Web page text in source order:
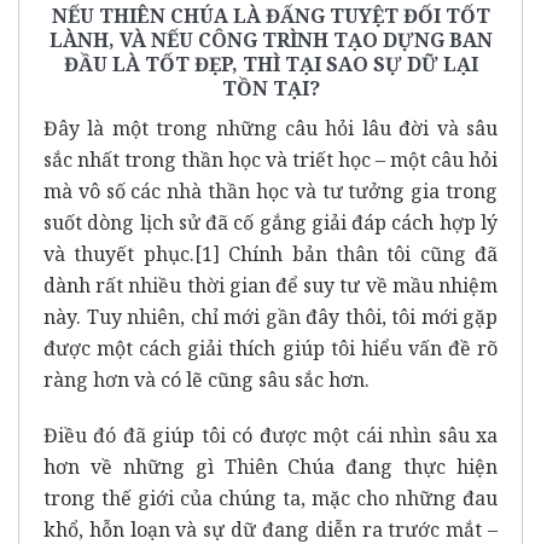
NẾU THIÊN CHÚA LÀ ĐẤNG TUYỆT ĐỐI TỐT
LÀNH, VÀ NẾU CÔNG TRÌNH TẠO DỰNG BAN
ĐẦU LÀ TỐT ĐẸP, THÌ TẠI SAO SỰ DỮ LẠI
TỒN TẠI?
Đây là một trong những câu hỏi lâu đời và sâu
sắc nhất trong thần học và triết học – một câu hỏi
mà vô số các nhà thần học và tư tưởng gia trong
suốt dòng lịch sử đã cố gắng giải đáp cách hợp lý
và thuyết phục.[1] Chính bản thân tôi cũng đã
dành rất nhiều thời gian để suy tư về mầu nhiệm
này. Tuy nhiên, chỉ mới gần đây thôi, tôi mới gặp
được một cách giải thích giúp tôi hiểu vấn đề rõ
ràng hơn và có lẽ cũng sâu sắc hơn.
Điều đó đã giúp tôi có được một cái nhìn sâu xa
hơn về những gì Thiên Chúa đang thực hiện
trong thế giới của chúng ta, mặc cho những đau
khổ, hỗn loạn và sự dữ đang diễn ra trước mắt –